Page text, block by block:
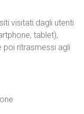
visitati dagli utenti
tablet),
ritrasmessi agli